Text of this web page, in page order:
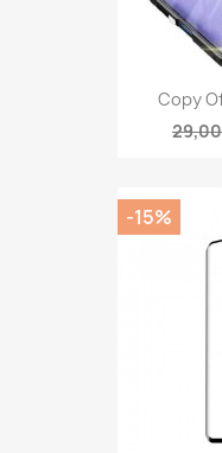
Copy
-15%